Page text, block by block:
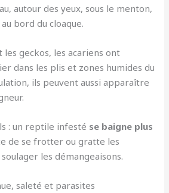
autour des yeux, sous le menton,
bord du cloaque.
geckos, les acariens ont
dans les plis et zones humides du
ils peuvent aussi apparaître
: un reptile infesté se baigne plus
de se frotter ou gratte les
les démangeaisons.
saleté et parasites